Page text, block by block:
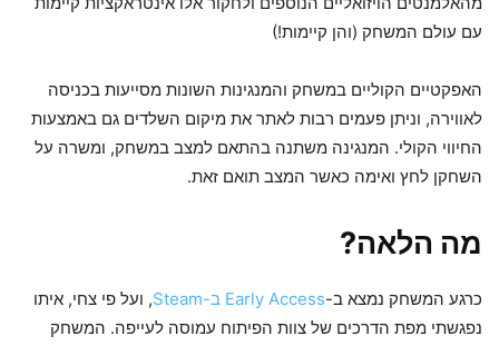
עם עולם המשחק (והן קיימות!)
האפקטיים הקוליים במשחק והמנגינות השונות מסייעות בכניסה
לאווירה, וניתן פעמים רבות לאתר את מיקום השלדים גם באמצעות
החיווי הקולי. המנגינה משתנה בהתאם למצב במשחק, ומשרה על
השחקן לחץ ואימה כאשר המצב תואם זאת.
מה הלאה?
כרגע המשחק נמצא ב-Early Access ב-Steam
, ועל פי צחי, איתו
נפגשתי מפת הדרכים של צוות הפיתוח עמוסה לעייפה. המשחק